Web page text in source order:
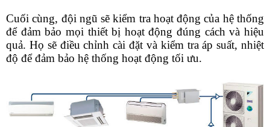
Cuối cùng, đội ngũ sẽ kiểm tra hoạt động của hệ thống
để đảm bảo mọi thiết bị hoạt động đúng cách và hiệu
quả. Họ sẽ điều chỉnh cài đặt và kiểm tra áp suất, nhiệt
độ để đảm bảo hệ thống hoạt động tối ưu.